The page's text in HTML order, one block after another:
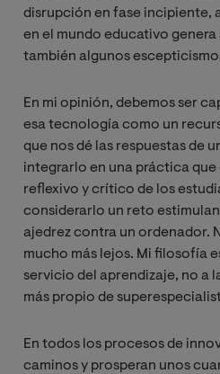
disrupción en fase incipiente,
en el mundo educativo
también algunos
En mi opinión, debemos ser
esa tecnología como un
que nos dé las respuestas de
integrarlo en una práctica
reflexivo y crítico de los
considerarlo un reto
ajedrez contra un ordenador.
mucho más lejos. Mi filosofía
servicio del aprendizaje, no a
más propio de
En todos los procesos de
caminos y prosperan unos